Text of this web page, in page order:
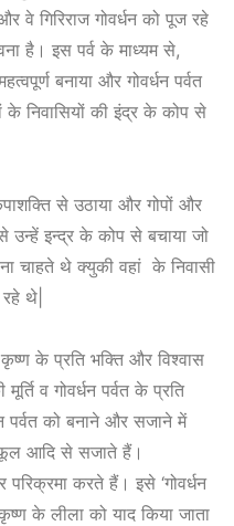
वे गिरिराज गोवर्धन को पूज रहे
है। इस पर्व के माध्यम से,
बनाया और गोवर्धन पर्वत
के निवासियों की इंद्र के कोप से
से उठाया और गोपों और
उन्हें इन्द्र के कोप से बचाया जो
चाहते थे क्युकी वहां के निवासी
रहे थे|
के प्रति भक्ति और विश्वास
व गोवर्धन पर्वत के प्रति
पर्वत को बनाने और सजाने में
आदि से सजाते हैं।
करते हैं। इसे ‘गोवर्धन
के लीला को याद किया जाता